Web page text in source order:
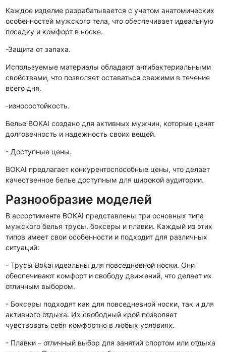
Каждое изделие разрабатывается с учетом анатомических
особенностей мужского тела, что обеспечивает идеальную
посадку и комфорт в носке.
-Защита от запаха.
Используемые материалы обладают антибактериальными
свойствами, что позволяет оставаться свежими в течение
всего дня.
-износостойкость.
Белье BOKAI создано для активных мужчин, которые ценят
долговечность и надежность своих вещей.
- Доступные цены.
BOKAI предлагает конкурентоспособные цены, что делает
качественное белье доступным для широкой аудитории.
Разнообразие моделей
В ассортименте BOKAI представлены три основных типа
мужского белья трусы, боксеры и плавки. Каждый из этих
типов имеет свои особенности и подходит для различных
ситуаций:
- Трусы Bokai идеальны для повседневной носки. Они
обеспечивают комфорт и свободу движений, что делает их
отличным выбором.
- Боксеры подходят как для повседневной носки, так и для
активного отдыха. Их свободный крой позволяет
чувствовать себя комфортно в любых условиях.
- Плавки – отличный выбор для занятий спортом или отдыха